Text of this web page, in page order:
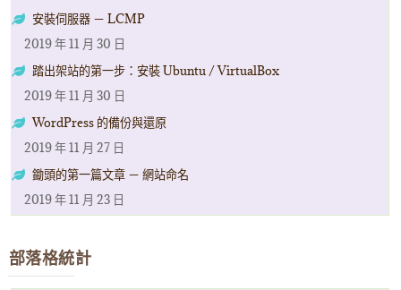
安裝伺服器 － LCMP
2019 年 11 月 30 日
踏出架站的第一步：安裝 Ubuntu / VirtualBox
2019 年 11 月 30 日
WordPress 的備份與還原
2019 年 11 月 27 日
鋤頭的第一篇文章 － 網站命名
2019 年 11 月 23 日
部落格統計